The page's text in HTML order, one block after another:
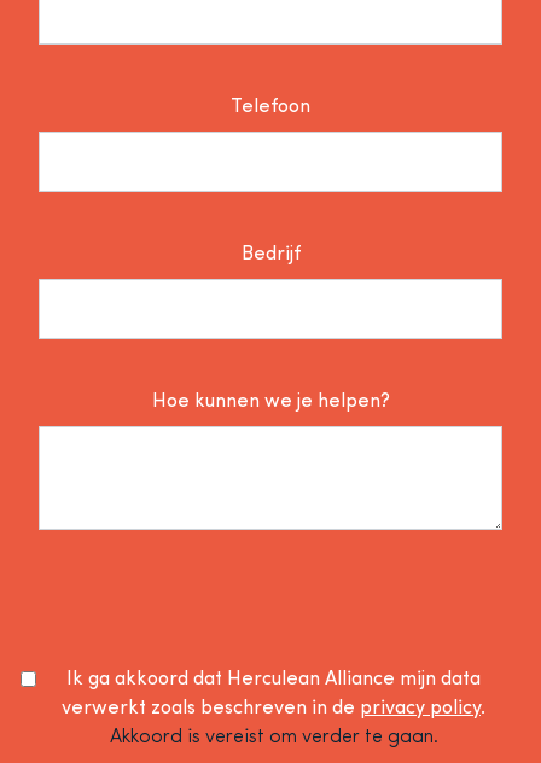
Telefoon
Bedrijf
Hoe kunnen we je helpen?
Ik ga akkoord dat Herculean Alliance mijn data
verwerkt zoals beschreven in de privacy policy.
Akkoord is vereist om verder te gaan.